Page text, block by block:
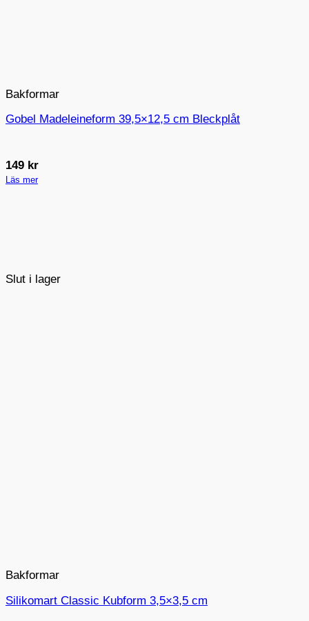
Slut i lager
Bakformar
Gobel Madeleineform 39,5×12,5 cm Bleckplåt
149 kr
Läs mer
Bakformar
Silikomart Classic Kubform 3,5×3,5 cm